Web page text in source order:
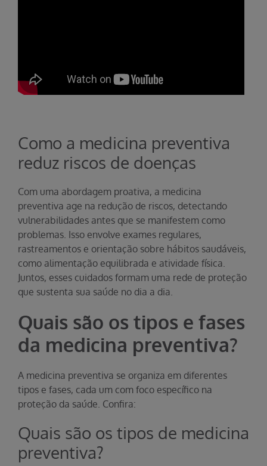
Como a medicina preventiva
reduz riscos de doenças
Com uma abordagem proativa, a medicina
preventiva age na redução de riscos, detectando
vulnerabilidades antes que se manifestem como
problemas. Isso envolve exames regulares,
rastreamentos e orientação sobre hábitos saudáveis,
como alimentação equilibrada e atividade física.
Juntos, esses cuidados formam uma rede de proteção
que sustenta sua saúde no dia a dia.
Quais são os tipos e fases
da medicina preventiva?
A medicina preventiva se organiza em diferentes
tipos e fases, cada um com foco específico na
proteção da saúde. Confira:
Quais são os tipos de medicina
preventiva?